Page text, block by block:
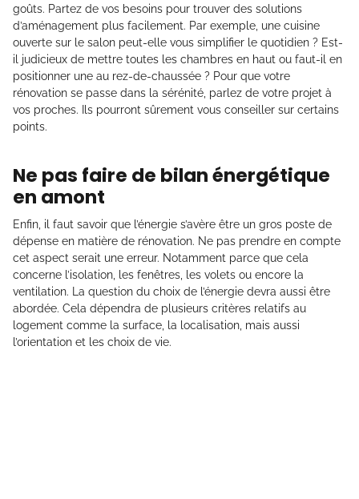
goûts. Partez de vos besoins pour trouver des solutions
d’aménagement plus facilement. Par exemple, une cuisine
ouverte sur le salon peut-elle vous simplifier le quotidien ? Est-
il judicieux de mettre toutes les chambres en haut ou faut-il en
positionner une au rez-de-chaussée ? Pour que votre
rénovation se passe dans la sérénité, parlez de votre projet à
vos proches. Ils pourront sûrement vous conseiller sur certains
points.
Ne pas faire de bilan énergétique
en amont
Enfin, il faut savoir que l’énergie s’avère être un gros poste de
dépense en matière de rénovation. Ne pas prendre en compte
cet aspect serait une erreur. Notamment parce que cela
concerne l’isolation, les fenêtres, les volets ou encore la
ventilation. La question du choix de l’énergie devra aussi être
abordée. Cela dépendra de plusieurs critères relatifs au
logement comme la surface, la localisation, mais aussi
l’orientation et les choix de vie.